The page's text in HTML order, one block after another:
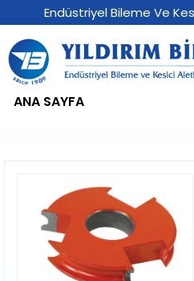
Endüstriyel Bileme Ve
ANA SAYFA